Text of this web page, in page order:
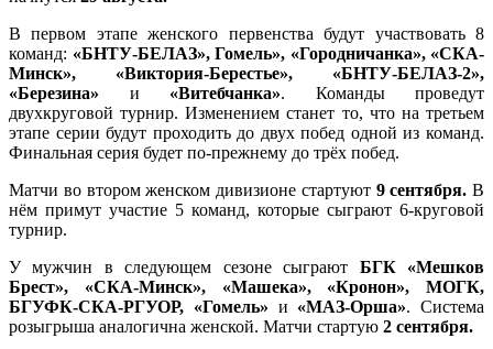
В первом этапе женского первенства будут участвовать 8
команд: «БНТУ-БЕЛАЗ», Гомель», «Городничанка», «СКА-
Минск», «Виктория-Берестье», «БНТУ-БЕЛАЗ-2»,
«Березина» и «Витебчанка». Команды проведут
двухкруговой турнир. Изменением станет то, что на третьем
этапе серии будут проходить до двух побед одной из команд.
Финальная серия будет по-прежнему до трёх побед.
Матчи во втором женском дивизионе стартуют 9 сентября. В
нём примут участие 5 команд, которые сыграют 6-круговой
турнир.
У мужчин в следующем сезоне сыграют БГК«Мешков
Брест», «СКА-Минск», «Машека», «Кронон», МОГК,
БГУФК-СКА-РГУОР, «Гомель» и «МАЗ-Орша». Система
розыгрыша аналогична женской. Матчи стартую 2 сентября.